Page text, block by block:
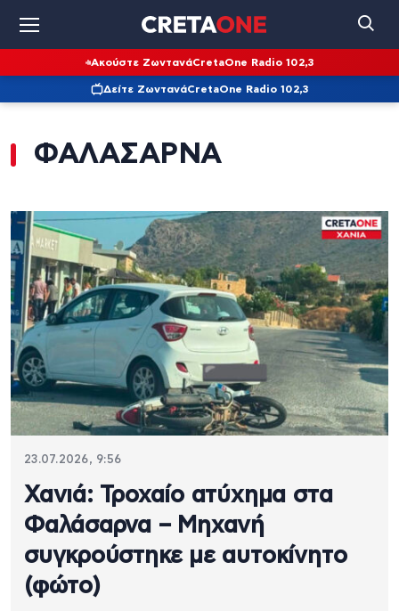
Ακούστε ΖωντανάCretaOne Radio 102,3
Δείτε ΖωντανάCretaOne Radio 102,3
ΦΑΛΑΣΑΡΝΑ
23.07.2026, 9:56
Χανιά: Τροχαίο ατύχημα στα
Φαλάσαρνα – Μηχανή
συγκρούστηκε με αυτοκίνητο
(φώτο)